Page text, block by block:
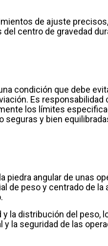
de ajuste
centro de gravedad
condición que debe
Es responsabilidad
los límites
seguras y bien
angular de unas
de peso y centrado de la
la distribución del peso,
la seguridad de las